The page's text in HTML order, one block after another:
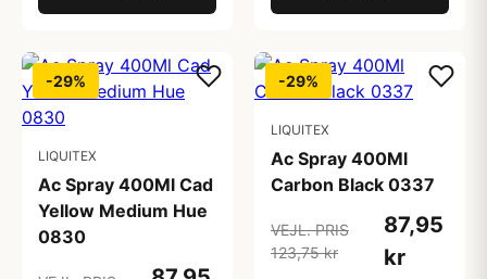
-29%
LIQUITEX
Ac Spray 400Ml Cad
Yellow Medium Hue
0830
-29%
LIQUITEX
Ac Spray 400Ml
Carbon Black 0337
VEJL. PRIS
123,75 kr
87,95
kr